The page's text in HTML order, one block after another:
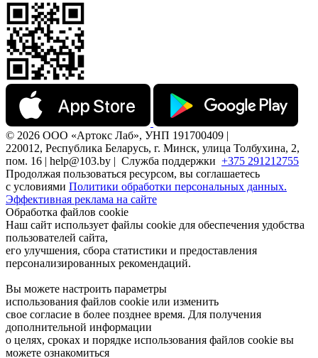
© 2026 ООО «Артокс Лаб», УНП 191700409 |
220012, Республика Беларусь, г. Минск, улица Толбухина, 2,
пом. 16 | help@103.by | Служба поддержки +375 291212755
Продолжая пользоваться ресурсом, вы соглашаетесь
с условиями Политики обработки персональных данных.
Эффективная реклама на сайте
Обработка файлов cookie
Наш сайт использует файлы cookie для обеспечения удобства
пользователей сайта,
его улучшения, сбора статистики и предоставления
персонализированных рекомендаций.
Вы можете настроить параметры
использования файлов cookie или изменить
свое согласие в более позднее время. Для получения
дополнительной информации
о целях, сроках и порядке использования файлов cookie вы
можете ознакомиться